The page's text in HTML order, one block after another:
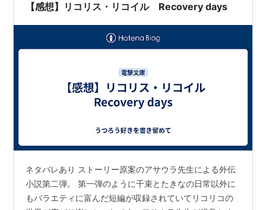
【感想】リコリス・リコイル Recovery days
ネタバレあり ストーリー原案のアサウラ先生による外伝
小説第二弾。 第一弾のように千束とたきなの日常以外に
もバラエティに富んだ短編が収録されていてリコリコの